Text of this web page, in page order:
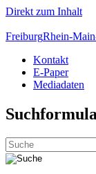
Direkt zum Inhalt
FreiburgRhein-
Kontakt
E-Paper
Mediadaten